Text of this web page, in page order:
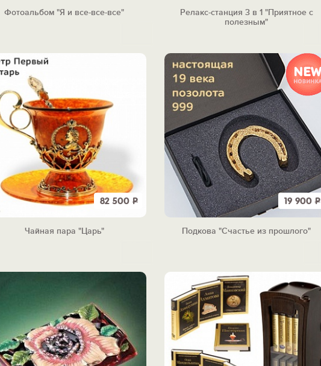
Фотоальбом "Я и все-все-все"
Релакс-станция 3 в 1 "Приятное с
полезным"
82 500 Р
Чайная пара "Царь"
19 900Р
Подкова "Счастье из прошлого"